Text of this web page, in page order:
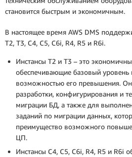
становится быстрым и экономичным.
В настоящее время AWS DMS
T2, T3, C4, C5, C6i, R4, R5 и R6i.
Инстансы T2 и T3 – это
обеспечивающие базовый уровень
возможностью его превышения.
разработки, конфигурирования и
миграции БД, а также для
заданий по миграции данных,
преимущество возможного
ЦП.
Инстансы C4, C5, C6i, R4, R5 и R6i